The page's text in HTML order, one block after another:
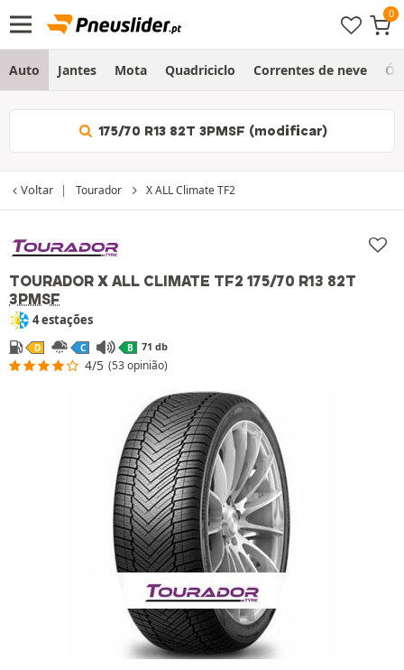
Auto Jantes Mota Quadriciclo Correntes de neve
175/70 R13 82T 3PMSF (modificar)
Voltar Tourador X ALL Climate TF2
TOURADOR X ALL CLIMATE TF2 175/70 R13 82T
3PMSF
4 estações
D C B 71 db
4/5 (53 opinião)